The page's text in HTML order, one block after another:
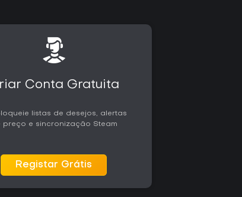
Conta Gratuita
listas de desejos, alertas
preço e sincronização Steam
Registar Grátis